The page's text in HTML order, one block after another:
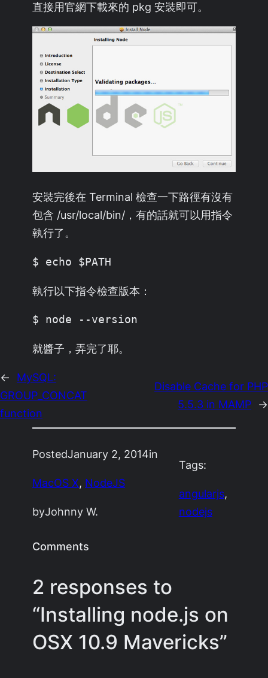
直接用官網下載來的 pkg 安裝即可。
安裝完後在 Terminal 檢查一下路徑有沒有
包含 /usr/local/bin/，有的話就可以用指令
執行了。
$ echo $PATH
執行以下指令檢查版本：
$ node --version
就醬子，弄完了耶。
←
MySQL:
GROUP_CONCAT
function
Disable Cache for PHP
5.5.3 in MAMP →
PostedJanuary 2, 2014in
MacOS X, NodeJS
byJohnny W.
Tags:
angularjs
nodejs
Comments
2 responses to
“Installing node.js on
OSX 10.9 Mavericks”